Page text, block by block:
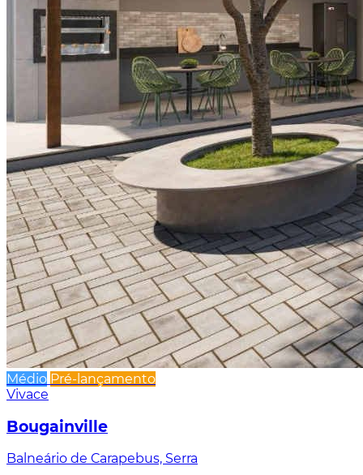
Médio Pré-lançamento
Vivace
Bougainville
Balneário de Carapebus, Serra